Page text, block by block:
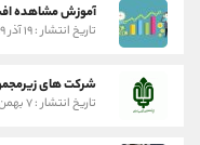
آموزش مشاهده
تاریخ انتشار : ۱۹ آذر ۱۳۹۹
شرکت های
تاریخ انتشار : ۷ بهمن ۱۴۰۰